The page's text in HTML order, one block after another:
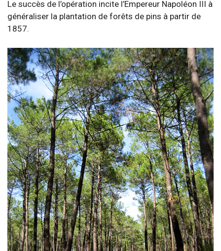
Le succès de l’opération incite l’Empereur Napoléon III à
généraliser la plantation de forêts de pins à partir de
1857.